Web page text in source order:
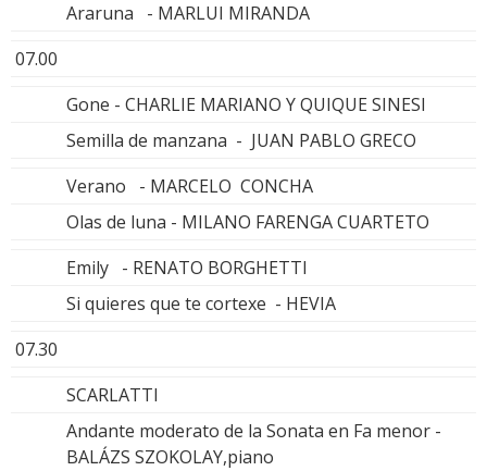
Araruna - MARLUI MIRANDA
07.00
Gone - CHARLIE MARIANO Y QUIQUE SINESI
Semilla de manzana - JUAN PABLO GRECO
Verano - MARCELO CONCHA
Olas de luna - MILANO FARENGA CUARTETO
Emily - RENATO BORGHETTI
Si quieres que te cortexe - HEVIA
07.30
SCARLATTI
Andante moderato de la Sonata en Fa menor -
BALÁZS SZOKOLAY,piano